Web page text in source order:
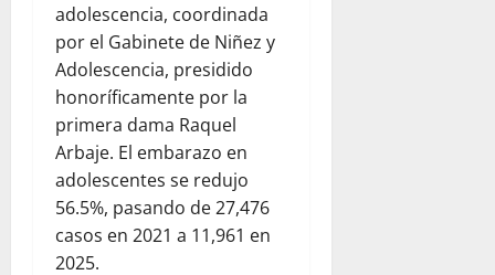
adolescencia, coordinada
por el Gabinete de Niñez y
Adolescencia, presidido
honoríficamente por la
primera dama Raquel
Arbaje. El embarazo en
adolescentes se redujo
56.5%, pasando de 27,476
casos en 2021 a 11,961 en
2025.